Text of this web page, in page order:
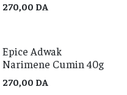
270,00 DA
Epice Adwak
Narimene Cumin 40g
270,00 DA